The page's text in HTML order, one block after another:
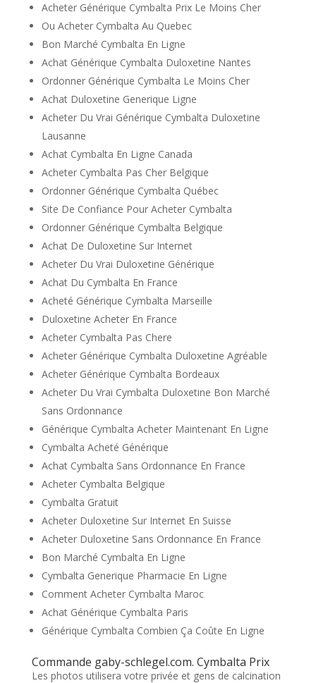
Acheter Générique Cymbalta Prix Le Moins Cher
Ou Acheter Cymbalta Au Quebec
Bon Marché Cymbalta En Ligne
Achat Générique Cymbalta Duloxetine Nantes
Ordonner Générique Cymbalta Le Moins Cher
Achat Duloxetine Generique Ligne
Acheter Du Vrai Générique Cymbalta Duloxetine
Lausanne
Achat Cymbalta En Ligne Canada
Acheter Cymbalta Pas Cher Belgique
Ordonner Générique Cymbalta Québec
Site De Confiance Pour Acheter Cymbalta
Ordonner Générique Cymbalta Belgique
Achat De Duloxetine Sur Internet
Acheter Du Vrai Duloxetine Générique
Achat Du Cymbalta En France
Acheté Générique Cymbalta Marseille
Duloxetine Acheter En France
Acheter Cymbalta Pas Chere
Acheter Générique Cymbalta Duloxetine Agréable
Acheter Générique Cymbalta Bordeaux
Acheter Du Vrai Cymbalta Duloxetine Bon Marché
Sans Ordonnance
Générique Cymbalta Acheter Maintenant En Ligne
Cymbalta Acheté Générique
Achat Cymbalta Sans Ordonnance En France
Acheter Cymbalta Belgique
Cymbalta Gratuit
Acheter Duloxetine Sur Internet En Suisse
Acheter Duloxetine Sans Ordonnance En France
Bon Marché Cymbalta En Ligne
Cymbalta Generique Pharmacie En Ligne
Comment Acheter Cymbalta Maroc
Achat Générique Cymbalta Paris
Générique Cymbalta Combien Ça Coûte En Ligne
Commande gaby-schlegel.com. Cymbalta Prix
Les photos utilisera votre privée et gens de calcination